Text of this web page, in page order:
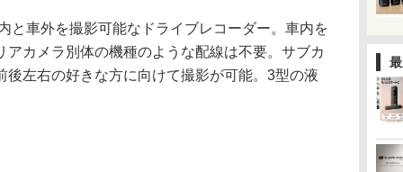
と車外を撮影可能なドライブレコーダー。車内を
カメラ別体の機種のような配線は不要。サブカ
後左右の好きな方に向けて撮影が可能。3型の液